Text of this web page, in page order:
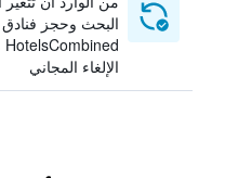
البحث وحجز
الإلغاء المجاني